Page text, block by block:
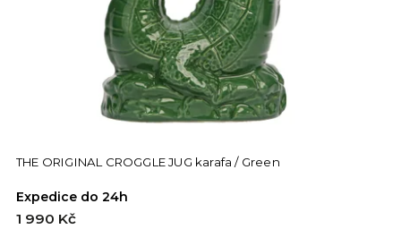
THE ORIGINAL CROGGLE JUG karafa / Green
Expedice do 24h
1 990 Kč